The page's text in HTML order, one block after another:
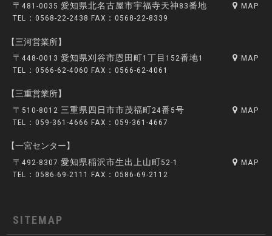
〒481-0035 愛知県北名古屋市宇福寺天神83番地
TEL：0568-22-2438 FAX：0568-22-8339
MAP
【三河営業所】
〒448-0013 愛知県刈谷市恩田町1丁目152番地1
TEL：0566-62-4060 FAX：0566-62-4061
MAP
【三重営業所】
〒510-8012 三重県四日市市茂福町24番5号
TEL：059-361-4666 FAX：059-361-4667
MAP
【一宮センター】
〒492-8307 愛知県稲沢市生出上山町52-1
TEL：0586-69-2111 FAX：0586-69-2112
MAP
SITEMAP